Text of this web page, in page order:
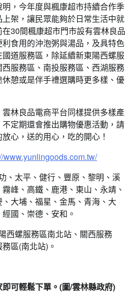
，今年度與楓康超市持續合作季
架，讓民眾能夠於日常生活中就
30間楓康超市門市設有雲林良品
食用的沖泡粥與湯品，及具特色
道服務區，除延續新東陽西螺服
服務區、南投服務區、西湖服務
憩或是伴手禮選購時更多樣、優
林良品電商平台同樣提供多樣產
定期還會推出購物優惠活動，請
心，送的用心，吃的開心！
www.yunlingoods.com.tw/
、太平、健行、豐原、黎明、溪
峰、高鐵、鹿港、東山、永靖、
大埔、福星、金馬、青海、大
國、崇德、安和。
西螺服務區南北站、關西服務
區(南北站)。
可輕鬆下單。(圖/雲林縣政府)